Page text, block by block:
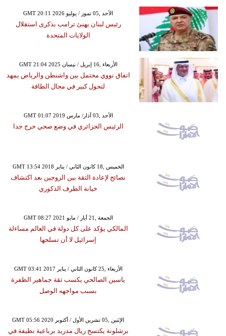
GMT 20:11 2026 الأحد ,05 تموز / يوليو
رئيس لبنان يهنئ ترامب بذكرى استقلال
الولايات المتحدة
GMT 21:04 2025 الأربعاء ,16 إبريل / نيسان
اتفاق نووي محتمل بين واشنطن والرياض يمهد
لتحول كبير في مجال الطاقة
GMT 01:07 2019 الأحد ,03 آذار/ مارس
الرئيس الجزائري في وضع صحي حرج جدا
GMT 13:54 2018 الخميس ,18 كانون الثاني / يناير
نصائح لإعادة الثقة بين الزوجين بعد اكتشاف
خيانة الطرف الذكوري
GMT 08:27 2021 الجمعة ,21 أيار / مايو
المالكي يؤكد على كل دولة في العالم مساءلة
إسرائيل لا أن تسلحها
GMT 03:41 2017 الأربعاء ,25 كانون الثاني / يناير
ياسين الصالحي يكسب ثقة جماهير الظفرة
بسبب مواجهه الوصل
GMT 05:56 2020 الإثنين ,05 تشرين الأول / أكتوبر
برشلونة يكتسح ريال مدريد برباعية نظيفة في